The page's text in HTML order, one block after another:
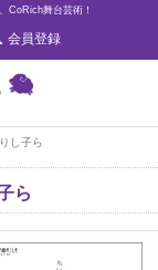
CoRich舞台芸術！
会員登録
し子ら
ら